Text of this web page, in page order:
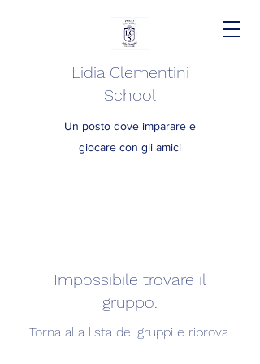
Lidia Clementini
School
Un posto dove imparare e
giocare con gli amici
Impossibile trovare il
gruppo.
Torna alla lista dei gruppi e riprova.